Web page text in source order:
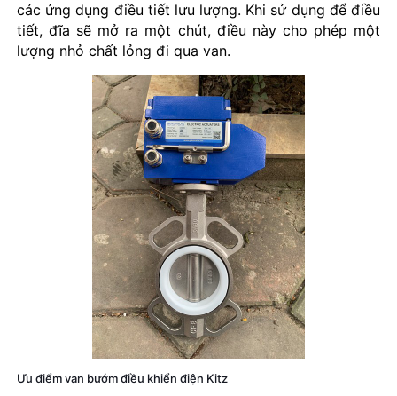
các ứng dụng điều tiết lưu lượng. Khi sử dụng để điều
tiết, đĩa sẽ mở ra một chút, điều này cho phép một
lượng nhỏ chất lỏng đi qua van.
Ưu điểm van bướm điều khiển điện Kitz